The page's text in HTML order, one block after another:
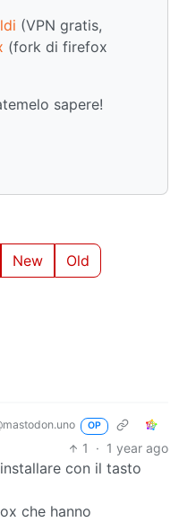
(VPN gratis,
(fork di firefox
sapere!
New Old
OP
1 · 1 year ago
con il tasto
che hanno